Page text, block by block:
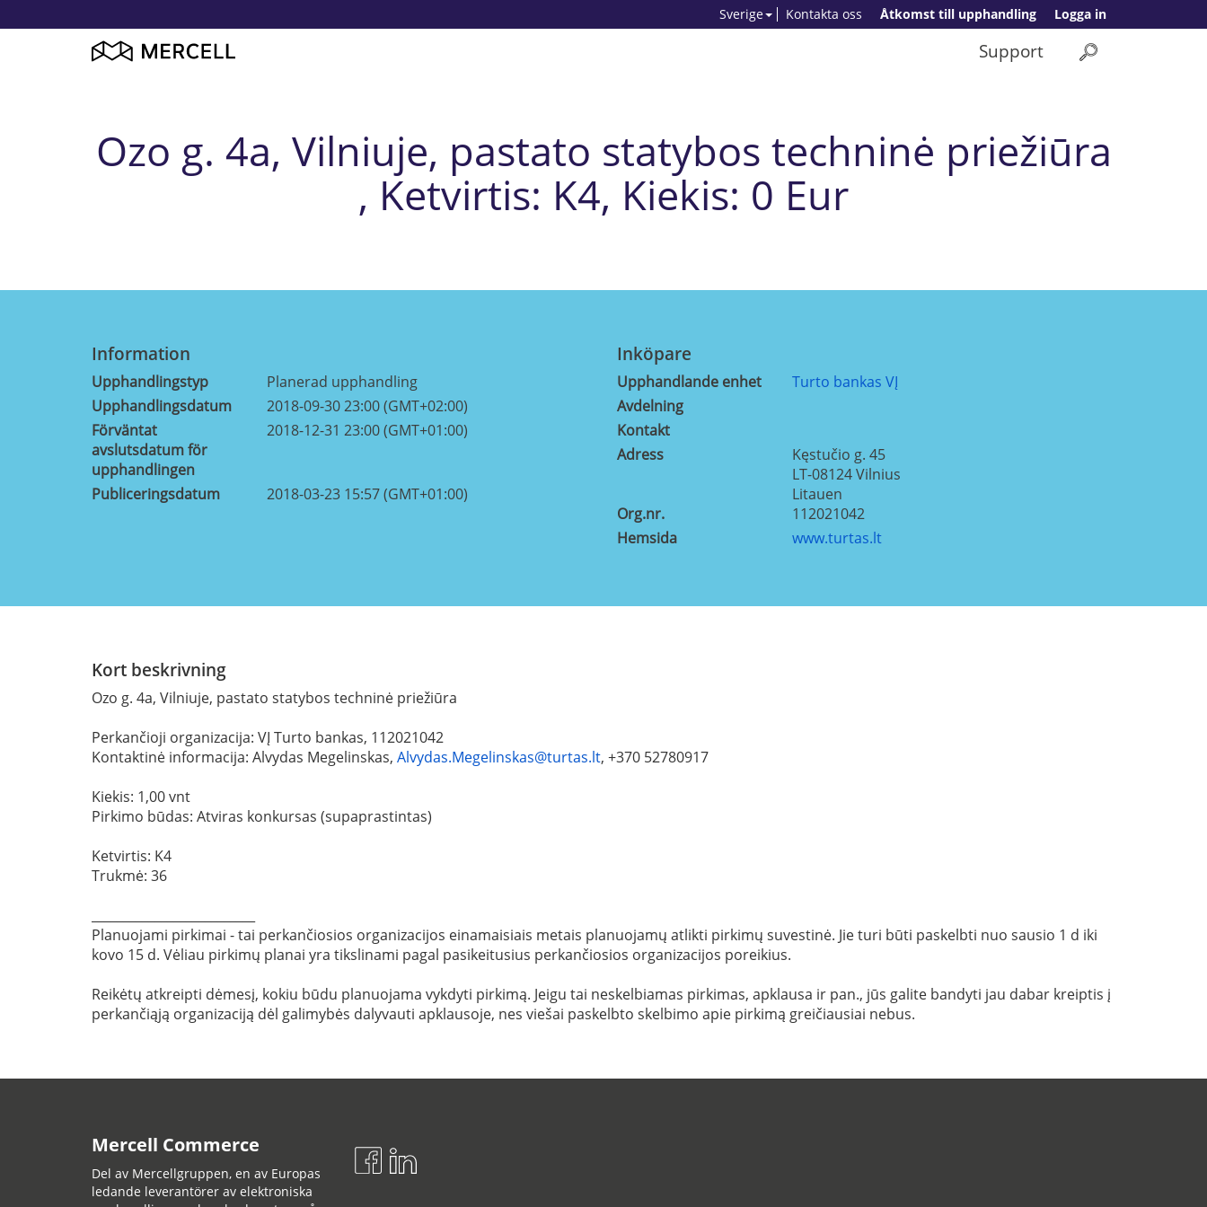
Logga in
Åtkomst till upphandling
Kontakta oss
Sverige
Support
Ozo g. 4a, Vilniuje, pastato statybos techninė priežiūra
, Ketvirtis: K4, Kiekis: 0 Eur
Information
Upphandlingstyp
Planerad upphandling
Upphandlingsdatum
2018-09-30 23:00 (GMT+02:00)
Förväntat
avslutsdatum för
upphandlingen
2018-12-31 23:00 (GMT+01:00)
Publiceringsdatum 2018-03-23 15:57 (GMT+01:00)
Inköpare
Upphandlande enhet
Turto bankas VĮ
Avdelning
Kontakt
Adress
Kęstučio g. 45
LT-08124Vilnius
Litauen
Org.nr.
112021042
Hemsida
www.turtas.lt
Kort beskrivning
Ozo g. 4a, Vilniuje, pastato statybos techninė priežiūra
Perkančioji organizacija: VĮ Turto bankas, 112021042
Kontaktinė informacija: Alvydas Megelinskas, Alvydas.Megelinskas@turtas.lt, +370 52780917
Kiekis: 1,00 vnt
Pirkimo būdas: Atviras konkursas (supaprastintas)
Ketvirtis: K4
Trukmė: 36
Planuojami pirkimai - tai perkančiosios organizacijos einamaisiais metais planuojamų atlikti pirkimų suvestinė. Jie turi būti paskelbti nuo sausio 1 d iki
kovo 15 d. Vėliau pirkimų planai yra tikslinami pagal pasikeitusius perkančiosios organizacijos poreikius.
Reikėtų atkreipti dėmesį, kokiu būdu planuojama vykdyti pirkimą. Jeigu tai neskelbiamas pirkimas, apklausa ir pan., jūs galite bandyti jau dabar kreiptis į
perkančiąją organizaciją dėl galimybės dalyvauti apklausoje, nes viešai paskelbto skelbimo apie pirkimą greičiausiai nebus.
Mercell Commerce
Del av Mercellgruppen, en av Europas
ledande leverantörer av elektroniska